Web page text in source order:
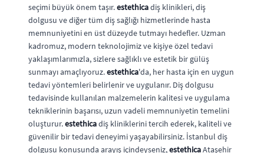
seçimi büyük önem taşır.estethicadiş klinikleri, diş
dolgusu ve diğer tüm diş sağlığı hizmetlerinde hasta
memnuniyetini en üst düzeyde tutmayı hedefler. Uzman
kadromuz, modern teknolojimiz ve kişiye özel tedavi
yaklaşımlarımızla, sizlere sağlıklı ve estetik bir gülüş
sunmayı amaçlıyoruz.estethica'da, her hasta için en uygun
tedavi yöntemleri belirlenir ve uygulanır. Diş dolgusu
tedavisinde kullanılan malzemelerin kalitesi ve uygulama
tekniklerinin başarısı, uzun vadeli memnuniyetin temelini
oluşturur.estethicadiş kliniklerini tercih ederek, kaliteli ve
güvenilir bir tedavi deneyimi yaşayabilirsiniz. İstanbul diş
dolgusu konusunda arayış içindeyseniz,estethicaAtaşehir